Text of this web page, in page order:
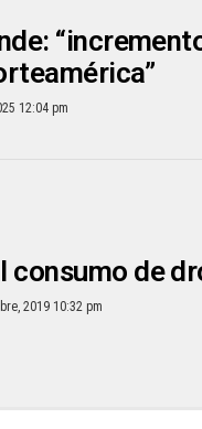
12:04 pm
consumo de
2019 10:32 pm